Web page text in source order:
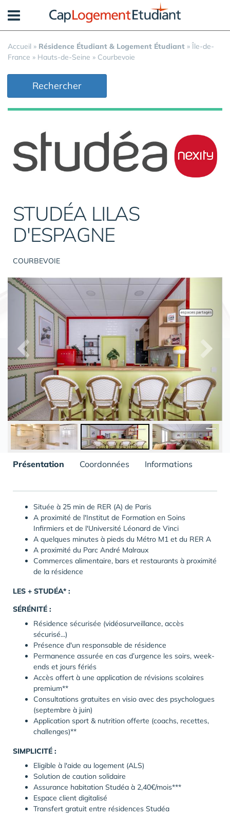
Accueil » Résidence Étudiant & Logement Étudiant » Île-de-
France » Hauts-de-Seine » Courbevoie
Rechercher
STUDÉA LILAS
D'ESPAGNE
COURBEVOIE
Présentation Coordonnées Informations
Située à 25 min de RER (A) de Paris
A proximité de l'Institut de Formation en Soins
Infirmiers et de l'Université Léonard de Vinci
A quelques minutes à pieds du Métro M1 et du RER A
A proximité du Parc André Malraux
Commerces alimentaire, bars et restaurants à proximité
de la résidence
LES + STUDÉA* :
SÉRÉNITÉ :
Résidence sécurisée (vidéosurveillance, accès
sécurisé...)
Présence d'un responsable de résidence
Permanence assurée en cas d’urgence les soirs, week-
ends et jours fériés
Accès offert à une application de révisions scolaires
premium**
Consultations gratuites en visio avec des psychologues
(septembre à juin)
Application sport & nutrition offerte (coachs, recettes,
challenges)**
SIMPLICITÉ :
Eligible à l'aide au logement (ALS)
Solution de caution solidaire
Assurance habitation Studéa à 2,40€/mois***
Espace client digitalisé
Transfert gratuit entre résidences Studéa